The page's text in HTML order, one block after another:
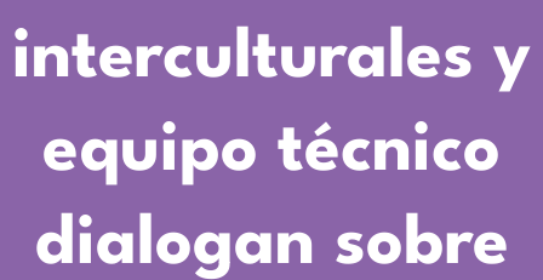
interculturales y
equipo técnico
dialogan sobre